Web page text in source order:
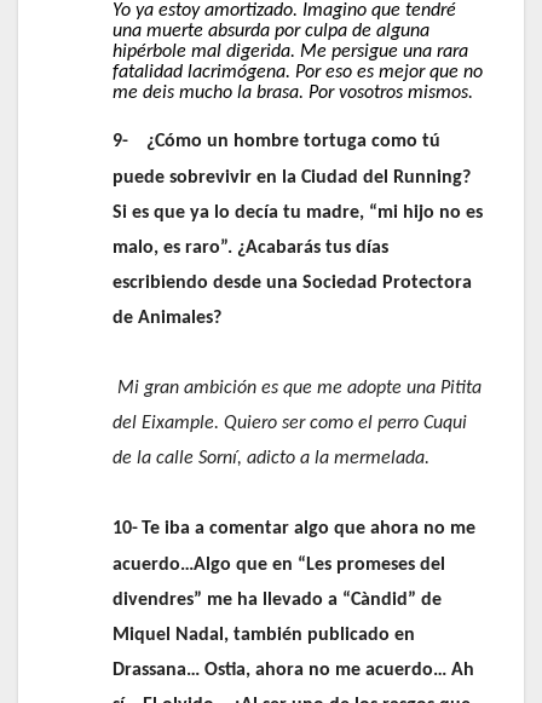
Yo ya estoy amortizado. Imagino que tendré
una muerte absurda por culpa de alguna
hipérbole mal digerida. Me persigue una rara
fatalidad lacrimógena. Por eso es mejor que no
me deis mucho la brasa. Por vosotros mismos.
9-
¿Cómo un hombre tortuga como tú
puede sobrevivir en la Ciudad del Running?
Si es que ya lo decía tu madre, “mi hijo no es
malo, es raro”. ¿Acabarás tus días
escribiendo desde una Sociedad Protectora
de Animales?
Mi gran ambición es que me adopte una Pitita
del Eixample. Quiero ser como el perro Cuqui
de la calle Sorní, adicto a la mermelada.
10-Te iba a comentar algo que ahora no me
acuerdo…Algo que en “Les promeses del
divendres” me ha llevado a “Càndid” de
Miquel Nadal, también publicado en
Drassana… Ostia, ahora no me acuerdo… Ah